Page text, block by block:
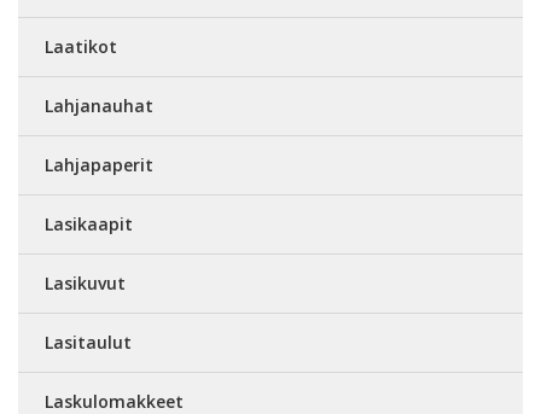
Laatikot
Lahjanauhat
Lahjapaperit
Lasikaapit
Lasikuvut
Lasitaulut
Laskulomakkeet